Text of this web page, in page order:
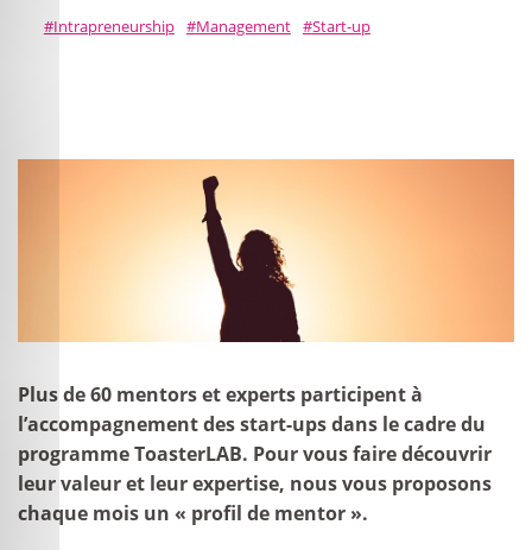
Intrapreneurship Management Start-up
Plus de 60 mentors et experts participent à
l’accompagnement des start-ups dans le cadre du
programme ToasterLAB. Pour vous faire découvrir
leur valeur et leur expertise, nous vous proposons
chaque mois un « profil de mentor ».